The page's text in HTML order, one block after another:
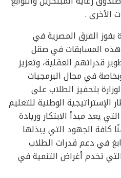
الأخرى .
بفوز الفرق المصرية في
هذه المسابقات في صقل
قدراتهم العقلية، وتعزيز
وبخاصة في مجال البرمجيات
بتحفيز الطلاب على
الإستراتيجية الوطنية للتعليم
العالي والبحث العلمي 2030 التي يعد مبدأ الابتكار وريادة
كافة الجهود التي يبذلها
في دعم قدرات الطلاب
تخدم أغراض التنمية في